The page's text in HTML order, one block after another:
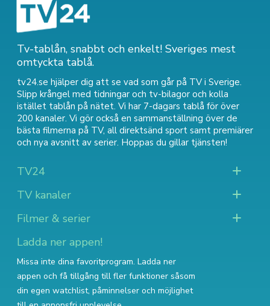
Tv-tablån, snabbt och enkelt! Sveriges mest
omtyckta tablå.
tv24.se hjälper dig att se vad som går på TV i Sverige.
Slipp krångel med tidningar och tv-bilagor och kolla
istället tablån på nätet. Vi har 7-dagars tablå för över
200 kanaler. Vi gör också en sammanställning över de
bästa filmerna på TV, all direktsänd sport samt premiärer
och nya avsnitt av serier. Hoppas du gillar tjänsten!
TV24
TV kanaler
Filmer & serier
Ladda ner appen!
Missa inte dina favoritprogram. Ladda ner
appen och få tillgång till fler funktioner såsom
din egen watchlist, påminnelser och möjlighet